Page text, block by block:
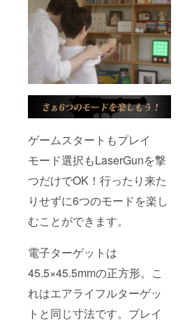
ゲームスタートもプレイ
モード選択もLaserGunを撃
つだけでOK！行ったり来た
りせずに6つのモードを楽し
むことができます。
電子ターゲットは
45.5×45.5mmの正方形。こ
れはエアライフルターゲッ
トと同じ寸法です。プレイ